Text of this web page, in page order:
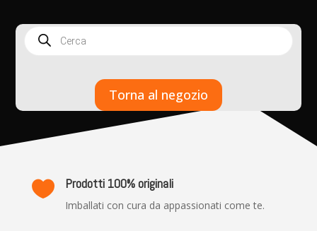
Products
search
Torna al negozio
 Prodotti 100% originali
Imballati con cura da appassionati come te.